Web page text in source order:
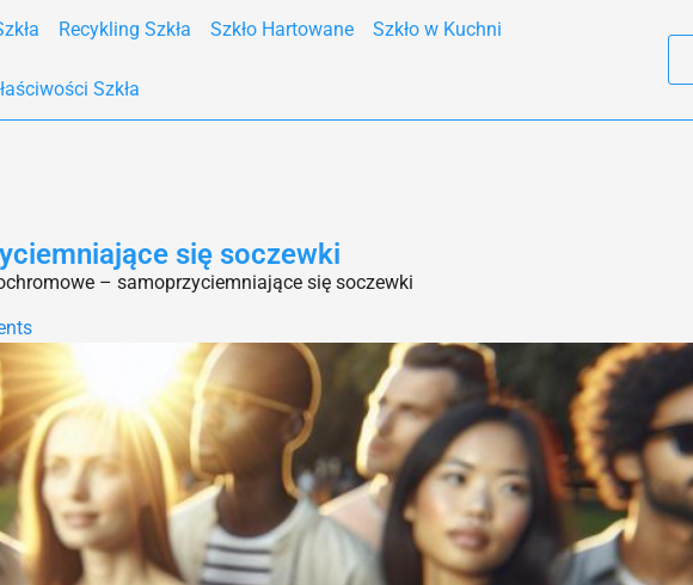
Recykling Szkła Szkło Hartowane Szkło w Kuchni
Szkła
się soczewki
– samoprzyciemniające się soczewki